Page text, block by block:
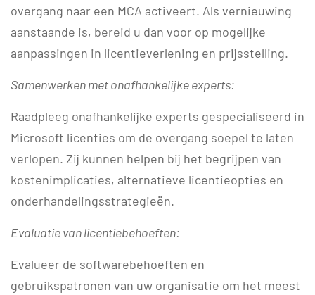
overgang naar een MCA activeert. Als vernieuwing
aanstaande is, bereid u dan voor op mogelijke
aanpassingen in licentieverlening en prijsstelling.
Samenwerken met onafhankelijke experts:
Raadpleeg onafhankelijke experts gespecialiseerd in
Microsoft licenties om de overgang soepel te laten
verlopen. Zij kunnen helpen bij het begrijpen van
kostenimplicaties, alternatieve licentieopties en
onderhandelingsstrategieën.
Evaluatie van licentiebehoeften:
Evalueer de softwarebehoeften en
gebruikspatronen van uw organisatie om het meest